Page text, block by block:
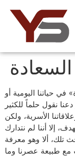
في حياتنا اليومية أو
نقول حلماً للكثير
الأسرية، ولكن
إلا أننا لم نتدارك
تلك، ألا وهو معرفة
مع طبيعة عصرنا وما